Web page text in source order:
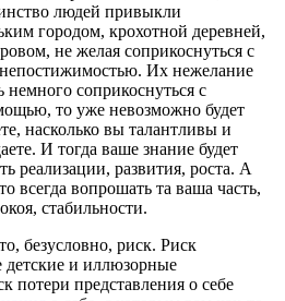
людей привыкли
городом, крохотной деревней,
не желая соприкоснуться с
Их нежелание
немного соприкоснуться с
то уже невозможно будет
насколько вы талантливы и
И тогда ваше знание будет
реализации, развития, роста. А
всегда вопрошать та ваша часть,
стабильности.
безусловно, риск. Риск
и иллюзорные
потери представления о себе